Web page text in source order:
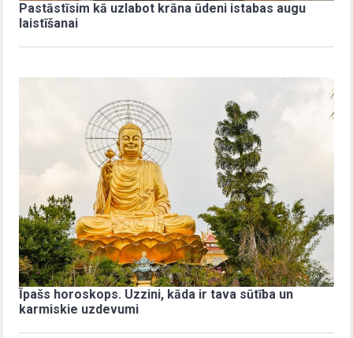
Pastāstīsim kā uzlabot krāna ūdeni istabas augu
laistīšanai
Īpašs horoskops. Uzzini, kāda ir tava sūtība un
karmiskie uzdevumi